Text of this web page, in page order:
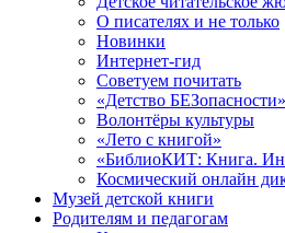
О писателях и не только
Новинки
Интернет-гид
Советуем почитать
«Детство БЕЗопасности»
Волонтёры культуры
«Лето с книгой»
«БиблиоКИТ: Книга.
Космический онлайн
Музей детской книги
Родителям и педагогам